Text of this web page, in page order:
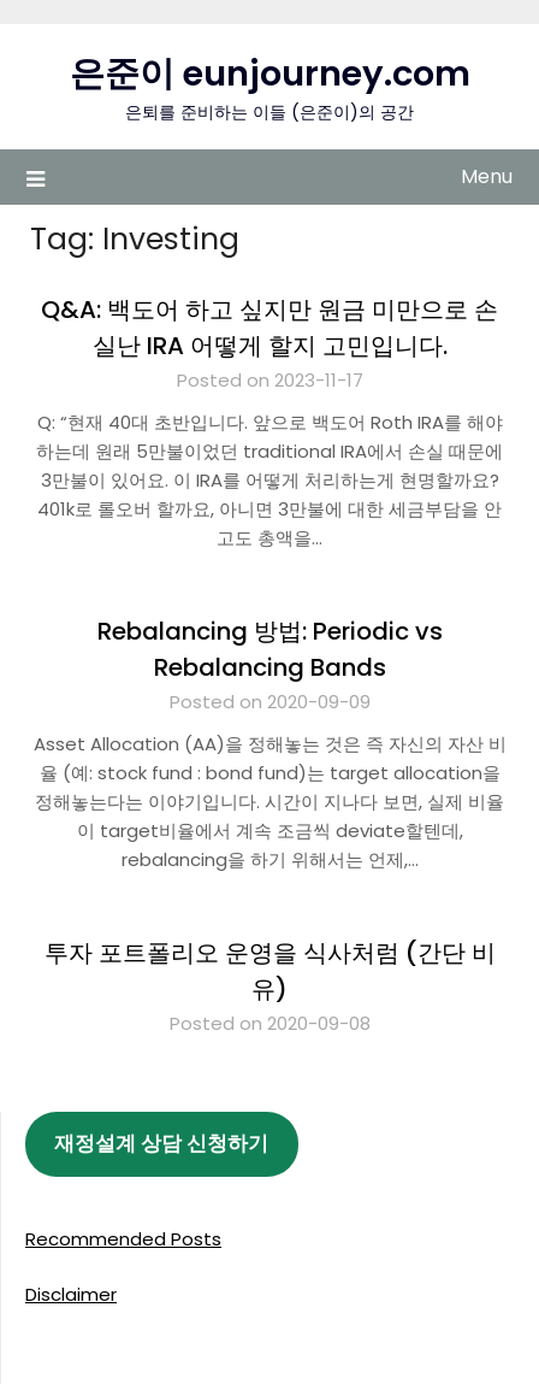
content은준이 eunjourney.com
은퇴를 준비하는 이들 (은준이)의 공간
Menu
Tag: Investing
Q&A: 백도어 하고 싶지만 원금 미만으로 손
실난 IRA 어떻게 할지 고민입니다.
Posted on 2023-11-17
Q: “현재 40대 초반입니다. 앞으로 백도어 Roth IRA를 해야
하는데 원래 5만불이었던 traditional IRA에서 손실 때문에
3만불이 있어요. 이 IRA를 어떻게 처리하는게 현명할까요?
401k로 롤오버 할까요, 아니면 3만불에 대한 세금부담을 안
고도 총액을…
Rebalancing 방법: Periodic vs
Rebalancing Bands
Posted on 2020-09-09
Asset Allocation (AA)을 정해놓는 것은 즉 자신의 자산 비
율 (예: stock fund : bond fund)는 target allocation을
정해놓는다는 이야기입니다. 시간이 지나다 보면, 실제 비율
이 target비율에서 계속 조금씩 deviate할텐데,
rebalancing을 하기 위해서는 언제,…
투자 포트폴리오 운영을 식사처럼 (간단 비
유)
Posted on 2020-09-08
재정설계 상담 신청하기
Recommended Posts
Disclaimer